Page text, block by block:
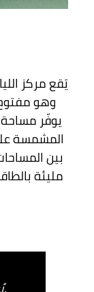
يَقع مركز
وهو
يوفّر
المشمسة
بين
مليئة